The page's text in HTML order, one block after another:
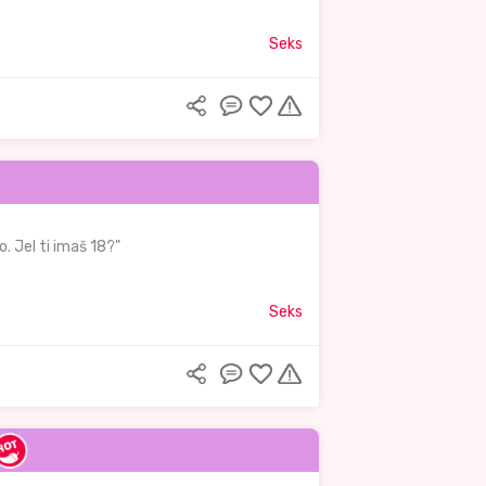
Seks
Jel ti imaš 18?"
Seks